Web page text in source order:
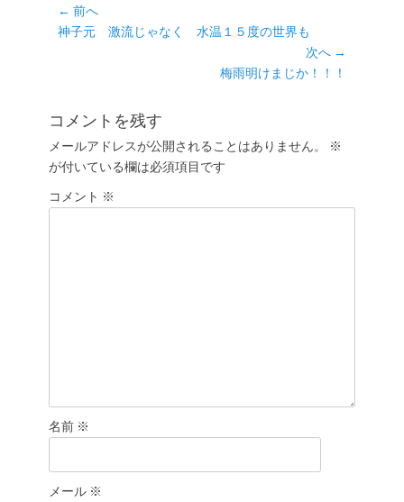
ー
投
稿
ー
シ
ョ
ン
← 前へ
前
神子元 激流じゃなく 水温１５度の世界も
次へ →
投
梅雨明けまじか！！！
コメントを残す
メールアドレスが公開されることはありません。
※
が付いている欄は必須項目です
コメント ※
名前 ※
メール ※